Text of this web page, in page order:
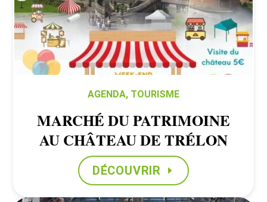
AGENDA, TOURISME
MARCHÉ DU PATRIMOINE
AU CHÂTEAU DE TRÉLON
DÉCOUVRIR